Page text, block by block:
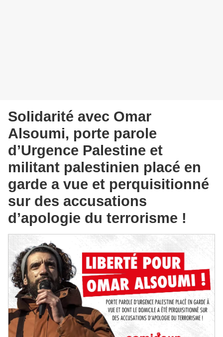
Solidarité avec Omar
Alsoumi, porte parole
d’Urgence Palestine et
militant palestinien placé en
garde a vue et perquisitionné
sur des accusations
d’apologie du terrorisme !